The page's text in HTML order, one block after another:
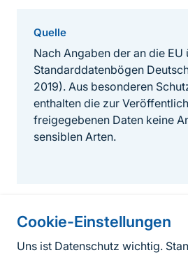
Cookie-Einstellungen
Uns ist Datenschutz wichtig.
Quelle
Nach Angaben der an die
Standarddatenbögen
2019). Aus besonderen
enthalten die zur
freigegebenen Daten keine
sensiblen Arten.
Informationen zur Seite